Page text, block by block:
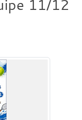
11/12